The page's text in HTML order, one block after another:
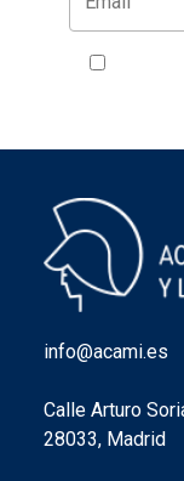
info@acami.es
Calle Arturo
28033, Madrid